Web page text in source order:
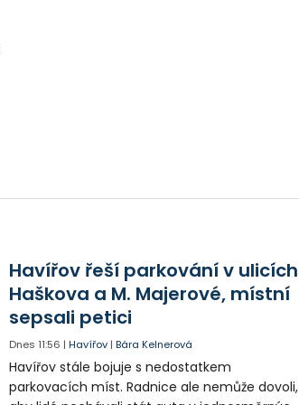
Havířov řeší parkování v ulicích
Haškova a M. Majerové, místní
sepsali petici
Dnes 11:56 |Havířov |Bára Kelnerová
Havířov stále bojuje s nedostatkem
parkovacích míst. Radnice ale nemůže dovoli,